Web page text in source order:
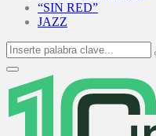
“SIN RED”
JAZZ
Search
for:
Primary
Menu